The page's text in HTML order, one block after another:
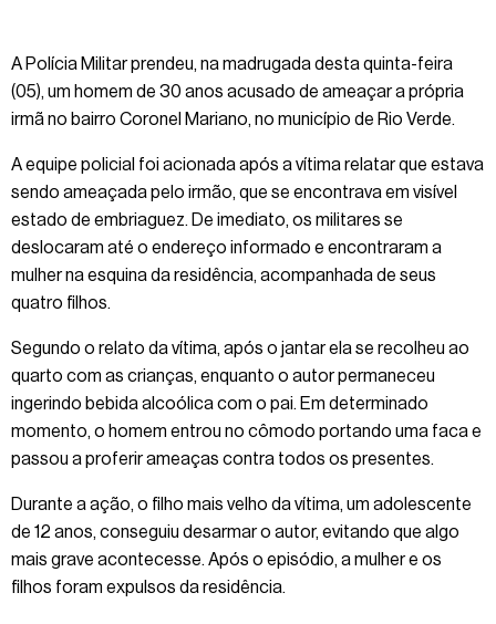
A Polícia Militar prendeu, na madrugada desta quinta-feira
(05), um homem de 30 anos acusado de ameaçar a própria
irmã no bairro Coronel Mariano, no município de Rio Verde.
A equipe policial foi acionada após a vítima relatar que estava
sendo ameaçada pelo irmão, que se encontrava em visível
estado de embriaguez. De imediato, os militares se
deslocaram até o endereço informado e encontraram a
mulher na esquina da residência, acompanhada de seus
quatro filhos.
Segundo o relato da vítima, após o jantar ela se recolheu ao
quarto com as crianças, enquanto o autor permaneceu
ingerindo bebida alcoólica com o pai. Em determinado
momento, o homem entrou no cômodo portando uma faca e
passou a proferir ameaças contra todos os presentes.
Durante a ação, o filho mais velho da vítima, um adolescente
de 12 anos, conseguiu desarmar o autor, evitando que algo
mais grave acontecesse. Após o episódio, a mulher e os
filhos foram expulsos da residência.